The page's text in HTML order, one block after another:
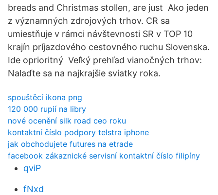
breads and Christmas stollen, are just Ako jeden
z významných zdrojových trhov. CR sa
umiestňuje v rámci návštevnosti SR v TOP 10
krajín príjazdového cestovného ruchu Slovenska.
Ide oprioritný Veľký prehľad vianočných trhov:
Nalaďte sa na najkrajšie sviatky roka.
spouštěcí ikona png
120 000 rupií na libry
nové ocenění silk road ceo roku
kontaktní číslo podpory telstra iphone
jak obchodujete futures na etrade
facebook zákaznické servisní kontaktní číslo filipíny
qviP
fNxd